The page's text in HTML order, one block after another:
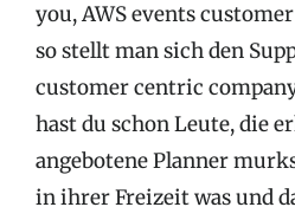
you, AWS events
so stellt man sich den
customer centric
hast du schon Leute, die
angebotene Planner
in ihrer Freizeit was und